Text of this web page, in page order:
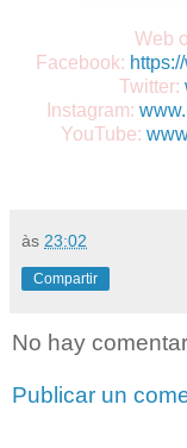
Web
Facebook:
Twitter:
Instagram:
YouTube:
às 23:02
Compartir
No hay
Publicar un